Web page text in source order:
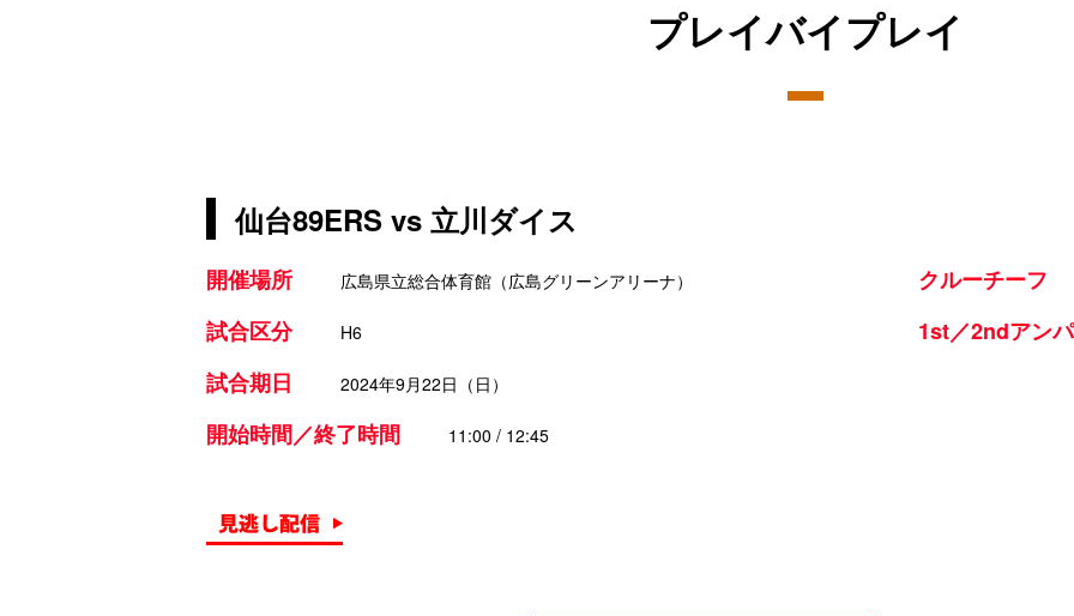
プレイバイプレイ
仙台89ERS vs 立川ダイス
開催場所 広島県立総合体育館（広島グリーンアリーナ）
試合区分 H6
試合期日 2024年9月22日（日）
開始時間／終了時間 11:00 / 12:45
クルーチーフ
1st／2ndアン